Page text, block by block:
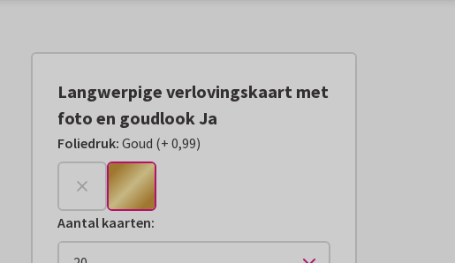
Langwerpige verlovingskaart met
foto en goudlook Ja
Foliedruk:Goud (
+€ 0,99
+ 0,99)
Aantal kaarten: